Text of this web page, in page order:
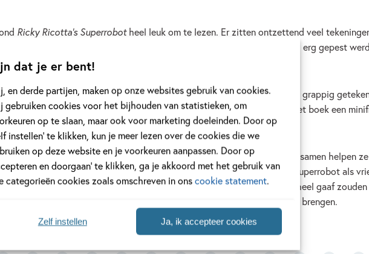
dat je er bent!
en derde partijen, maken op onze websites gebruik van cookies.
gebruiken cookies voor het bijhouden van statistieken, om
op te slaan, maar ook voor marketing doeleinden. Door op
instellen’ te klikken, kun je meer lezen over de cookies die we
op deze website en je voorkeuren aanpassen. Door op
en doorgaan’ te klikken, ga je akkoord met het gebruik van
categorieën cookies zoals omschreven in onscookie statement.
Ja, ik accepteer cookies
Zelf instellen
Ricky Ricotta’s Superrobotheel leuk om te lezen. Er zitten ontzettend veel
kunt lezen. Het moment dat mij heel erg is bijgebleven, is toen Ricky heel erg gepest
stukje.
Mug vond ik een tof personage. Hij was niet lief, maar ik vind hem zo grappig
leuk dat ze gingen vechten. De mug en de robot, want dan kan je met het boek een
en Superrobot werden hele goede vrienden. Ik vind dat heel bijzonder, samen helpen
hierdoor wordt Ricky ook niet meer gepest. Het lijkt mij heel tof om een superrobot als
allemaal leuke dingen doen en ik denk dat mijn vriendinnen het ook wel heel gaaf
ook niet in de regen naar school hoeven te fietsen en kan hij mij gewoon brengen.